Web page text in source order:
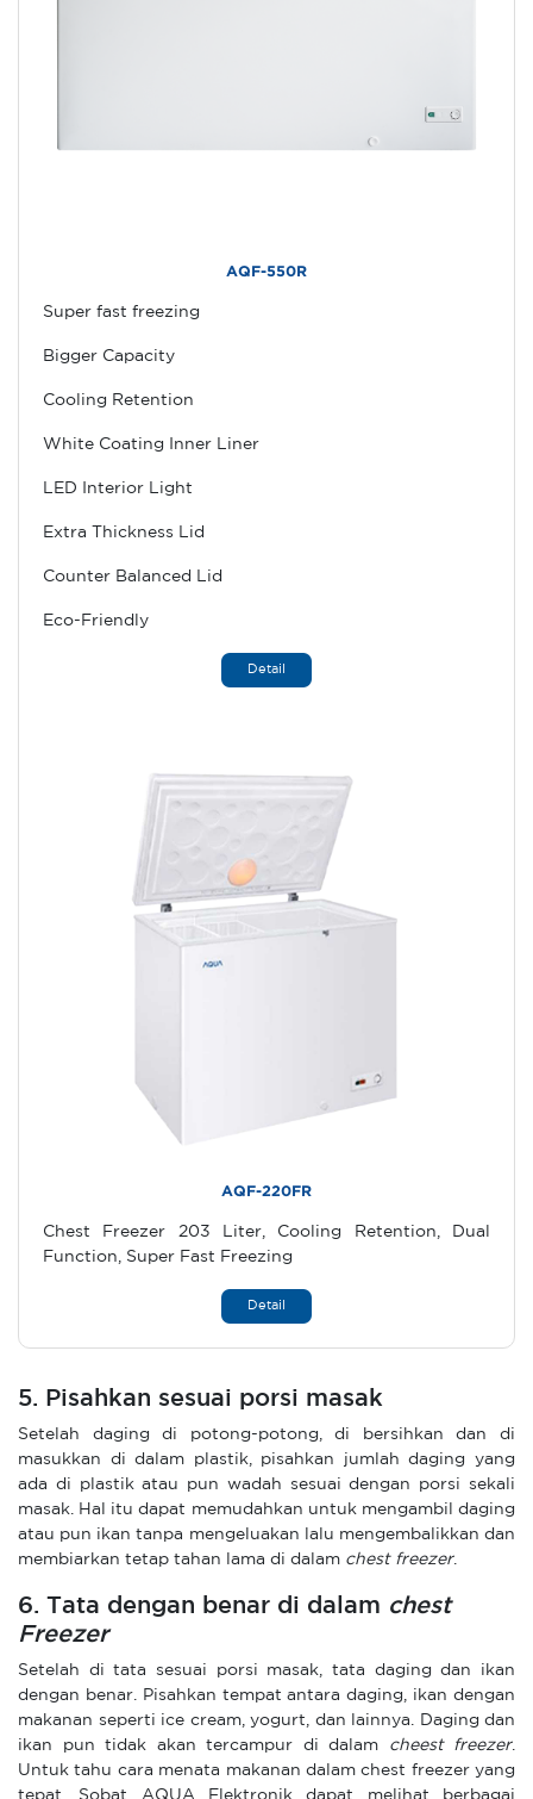
AQF-550R
Super fast freezing
Bigger Capacity
Cooling Retention
White Coating Inner Liner
LED Interior Light
Extra Thickness Lid
Counter Balanced Lid
Eco-Friendly
Detail
AQF-220FR
Chest Freezer 203 Liter, Cooling Retention, Dual
Function, Super Fast Freezing
Detail
5. Pisahkan sesuai porsi masak
Setelah daging di potong-potong, di bersihkan dan di
masukkan di dalam plastik, pisahkan jumlah daging yang
ada di plastik atau pun wadah sesuai dengan porsi sekali
masak. Hal itu dapat memudahkan untuk mengambil daging
atau pun ikan tanpa mengeluakan lalu mengembalikkan dan
membiarkan tetap tahan lama di dalam chest freezer.
6. Tata dengan benar di dalam chest
Freezer
Setelah di tata sesuai porsi masak, tata daging dan ikan
dengan benar. Pisahkan tempat antara daging, ikan dengan
makanan seperti ice cream, yogurt, dan lainnya. Daging dan
ikan pun tidak akan tercampur di dalam
cheest freezer.
Untuk tahu cara menata makanan dalam chest freezer yang
tepat, Sobat AQUA Elektronik dapat melihat berbagai